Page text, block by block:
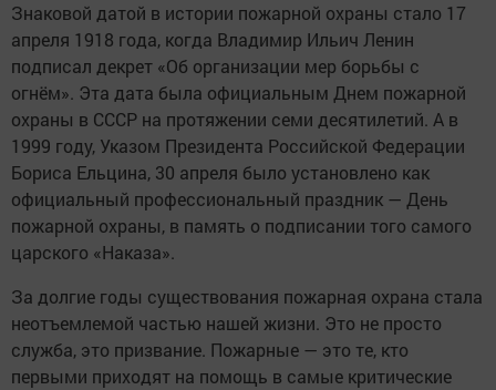
Знаковой датой в истории пожарной охраны стало 17
апреля 1918 года, когда Владимир Ильич Ленин
подписал декрет «Об организации мер борьбы с
огнём». Эта дата была официальным Днем пожарной
охраны в СССР на протяжении семи десятилетий. А в
1999 году, Указом Президента Российской Федерации
Бориса Ельцина, 30 апреля было установлено как
официальный профессиональный праздник — День
пожарной охраны, в память о подписании того самого
царского «Наказа».
За долгие годы существования пожарная охрана стала
неотъемлемой частью нашей жизни. Это не просто
служба, это призвание. Пожарные — это те, кто
первыми приходят на помощь в самые критические